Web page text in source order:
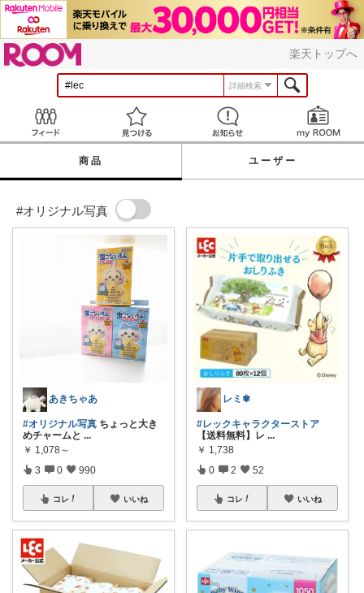
楽天トップへ
詳細検索
見つける お知らせ
商品 ユーザー
#オリジナル写真
あきちゃあ
#オリジナル写真 ちょっと大き
めチャームと ...
￥ 1,078～
3 0 990
コレ いいね
レミ✾
#レックキャラクターストア
【送料無料】レ ...
￥ 1,738
0 2 52
コレ いいね